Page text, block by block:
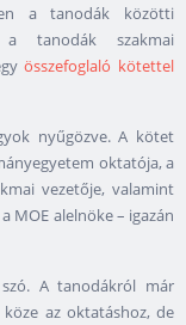
a tanodák közötti
a tanodák szakmai
összefoglaló kötettel
nyűgözve. A kötet
oktatója, a
vezetője, valamint
MOE alelnöke – igazán
A tanodákról már
az oktatáshoz, de